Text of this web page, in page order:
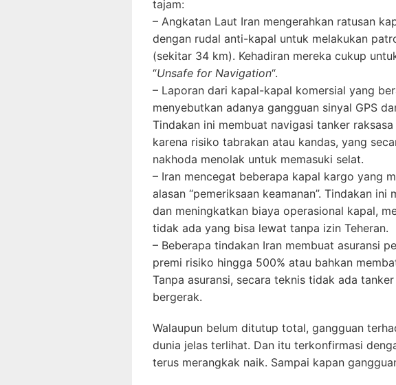
tajam:
– Angkatan Laut Iran mengerahkan ratusan
dengan rudal anti-kapal untuk melakukan
(sekitar 34 km). Kehadiran mereka cukup
“Unsafe for Navigation“.
– Laporan dari kapal-kapal komersial yang
menyebutkan adanya gangguan sinyal GPS
Tindakan ini membuat navigasi tanker
karena risiko tabrakan atau kandas, yang
nakhoda menolak untuk memasuki selat.
– Iran mencegat beberapa kapal kargo yang
alasan “pemeriksaan keamanan”. Tindakan
dan meningkatkan biaya operasional kapal,
tidak ada yang bisa lewat tanpa izin Teheran.
– Beberapa tindakan Iran membuat asuransi
premi risiko hingga 500% atau bahkan
Tanpa asuransi, secara teknis tidak ada
bergerak.
Walaupun belum ditutup total, gangguan
dunia jelas terlihat. Dan itu terkonfirmasi
terus merangkak naik. Sampai kapan